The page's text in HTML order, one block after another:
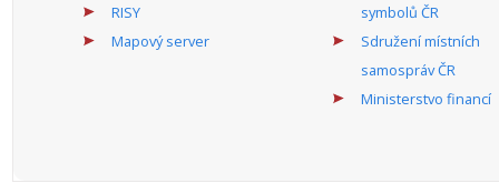
RISY
Mapový server
symbolů ČR
Sdružení místních
samospráv ČR
Ministerstvo financí